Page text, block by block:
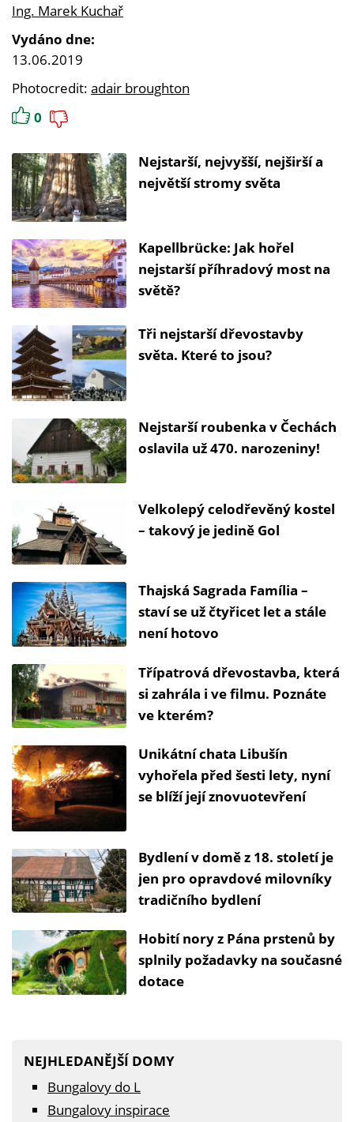
Ing. Marek Kuchař
Vydáno dne:
13.06.2019
Photocredit: adair broughton
0
Nejstarší, nejvyšší, nejširší a
největší stromy světa
Kapellbrücke: Jak hořel
nejstarší příhradový most na
světě?
Tři nejstarší dřevostavby
světa. Které to jsou?
Nejstarší roubenka v Čechách
oslavila už 470. narozeniny!
Velkolepý celodřevěný kostel
– takový je jedině Gol
Thajská Sagrada Família –
staví se už čtyřicet let a stále
není hotovo
Třípatrová dřevostavba, která
si zahrála i ve filmu. Poznáte
ve kterém?
Unikátní chata Libušín
vyhořela před šesti lety, nyní
se blíží její znovuotevření
Bydlení v domě z 18. století je
jen pro opravdové milovníky
tradičního bydlení
Hobití nory z Pána prstenů by
splnily požadavky na současné
dotace
NEJHLEDANĚJŠÍ DOMY
Bungalovy do L
Bungalovy inspirace